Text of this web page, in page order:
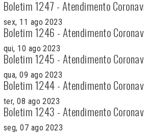
Boletim 1247 - Atendimento
sex, 11 ago 2023
Boletim 1246 - Atendimento
qui, 10 ago 2023
Boletim 1245 - Atendimento
qua, 09 ago 2023
Boletim 1244 - Atendimento
ter, 08 ago 2023
Boletim 1243 - Atendimento
seg, 07 ago 2023